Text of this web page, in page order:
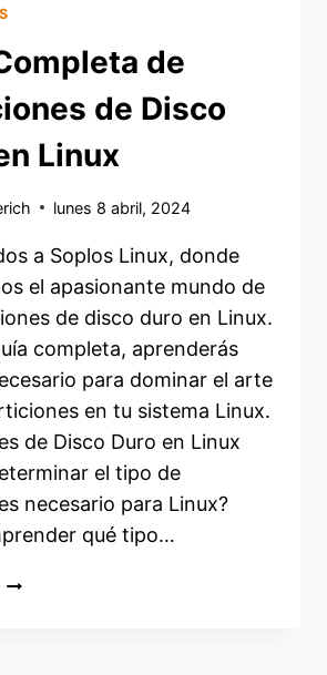
de
de Disco
Linux
lunes 8 abril, 2024
a Soplos Linux, donde
el apasionante mundo de
de disco duro en Linux.
completa, aprenderás
para dominar el arte
en tu sistema Linux.
de Disco Duro en Linux
el tipo de
necesario para Linux?
qué tipo…